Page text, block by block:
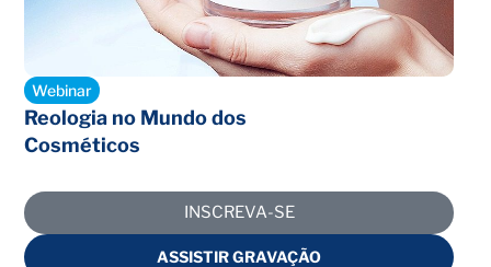
Webinar
Reologia no Mundo dos
Cosméticos
INSCREVA-SE
ASSISTIR GRAVAÇÃO